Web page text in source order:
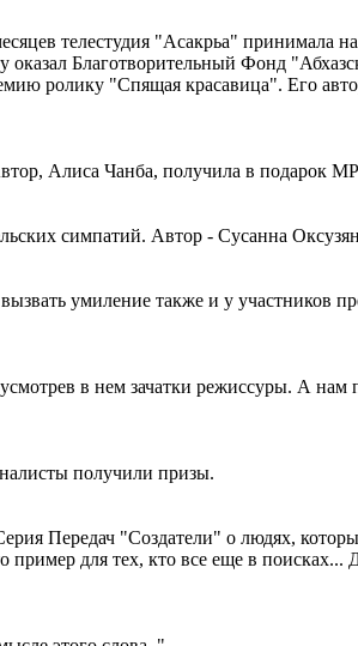
телестудия "Асакрьа" принимала
оказал Благотворительный Фонд
ролику "Спящая красавица". Его
Алиса Чанба, получила в подарок
симпатий. Автор - Сусанна
умиление также и у участников
в нем зачатки режиссуры. А нам
получили призы.
Передач "Создатели" о людях,
для тех, кто все еще в поисках...